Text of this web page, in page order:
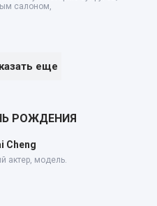
салоном,
еще
РОЖДЕНИЯ
Cheng
актер, модель.